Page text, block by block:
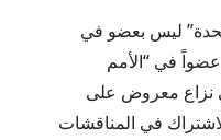
ليس بعضو في
في “الأمم
نزاع معروض على
في المناقشات